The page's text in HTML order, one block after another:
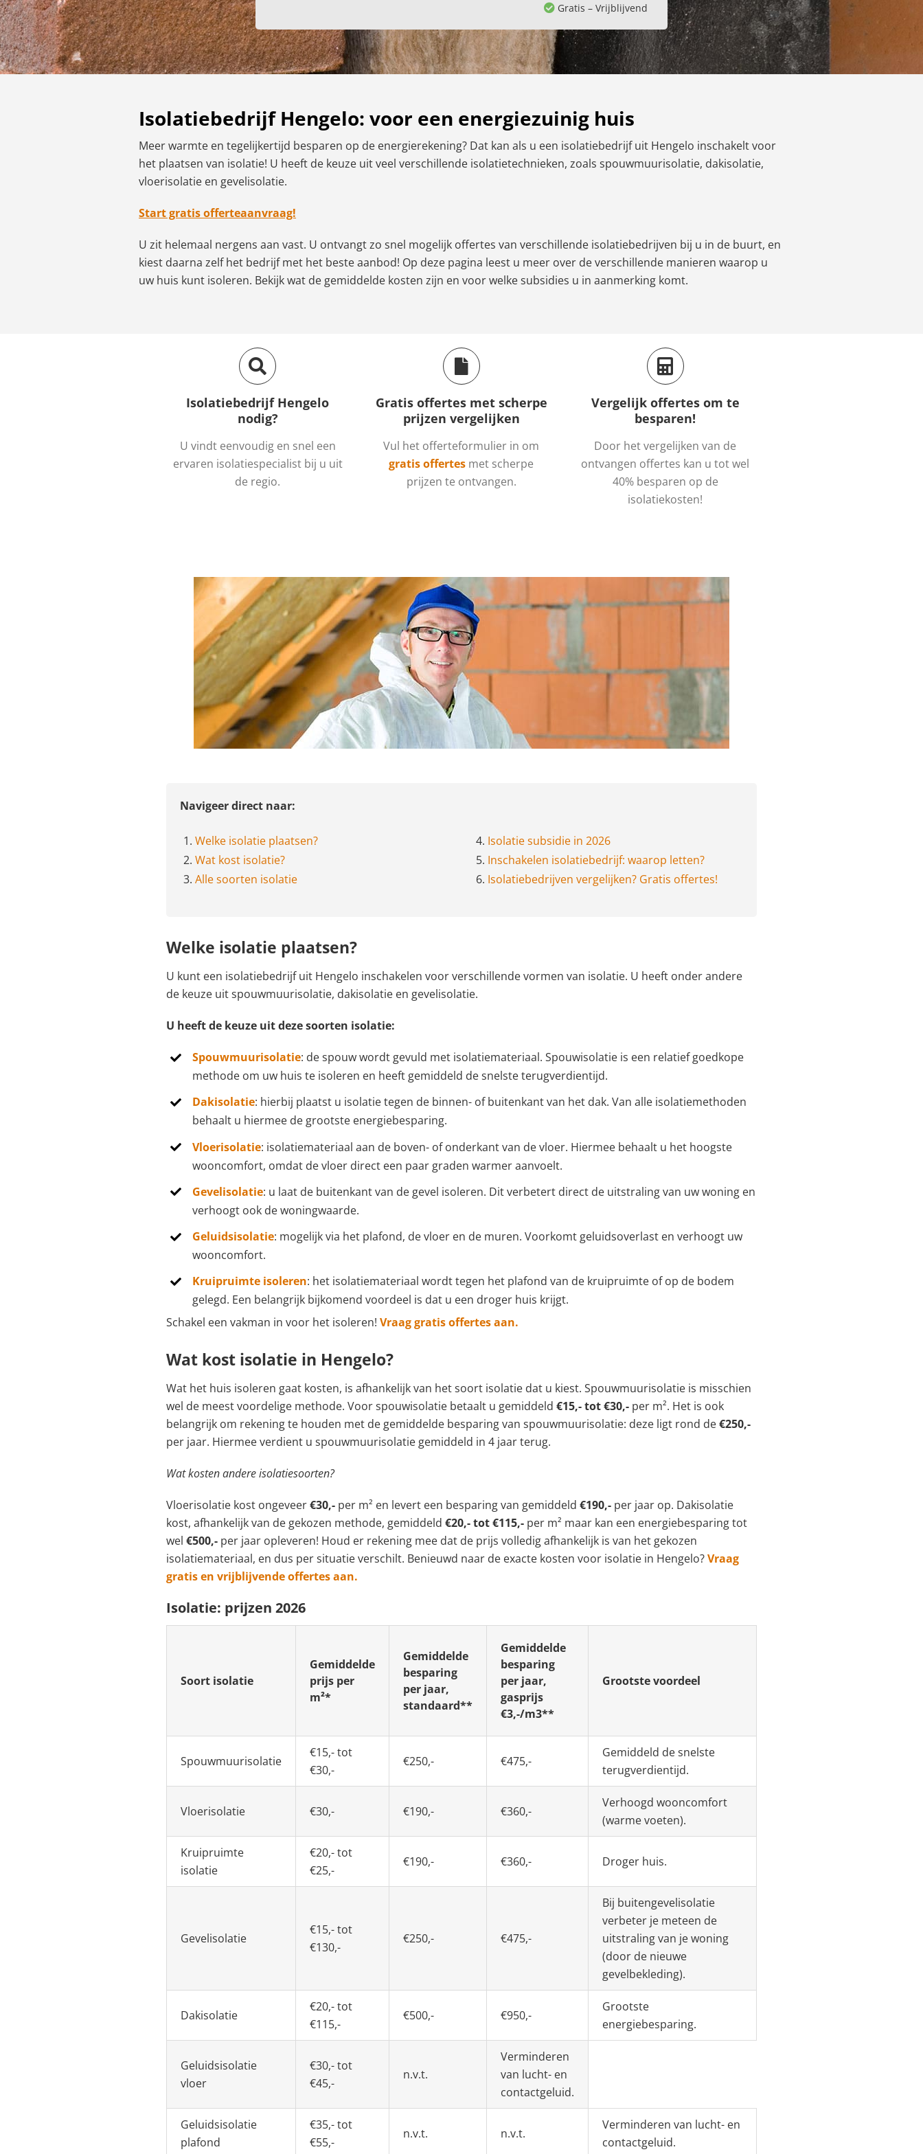
Gratis – Vrijblijvend
Isolatiebedrijf Hengelo: voor een energiezuinig huis
Meer warmte en tegelijkertijd besparen op de energierekening? Dat kan als u een isolatiebedrijf uit Hengelo inschakelt voor
het plaatsen van isolatie! U heeft de keuze uit veel verschillende isolatietechnieken, zoals spouwmuurisolatie, dakisolatie,
vloerisolatie en gevelisolatie.
Start gratis offerteaanvraag!
U zit helemaal nergens aan vast. U ontvangt zo snel mogelijk offertes van verschillende isolatiebedrijven bij u in de buurt, en
kiest daarna zelf het bedrijf met het beste aanbod! Op deze pagina leest u meer over de verschillende manieren waarop u
uw huis kunt isoleren. Bekijk wat de gemiddelde kosten zijn en voor welke subsidies u in aanmerking komt.
Isolatiebedrijf Hengelo
nodig?
U vindt eenvoudig en snel een
ervaren isolatiespecialist bij u uit
de regio.
Gratis offertes met scherpe
prijzen vergelijken
Vul het offerteformulier in om
gratis offertes met scherpe
prijzen te ontvangen.
Vergelijk offertes om te
besparen!
Door het vergelijken van de
ontvangen offertes kan u tot wel
40% besparen op de
isolatiekosten!
Navigeer direct naar:
1. Welke isolatie plaatsen?
2. Wat kost isolatie?
3. Alle soorten isolatie
4. Isolatie subsidie in 2026
5. Inschakelen isolatiebedrijf: waarop letten?
6. Isolatiebedrijven vergelijken? Gratis offertes!
Welke isolatie plaatsen?
U kunt een isolatiebedrijf uit Hengelo inschakelen voor verschillende vormen van isolatie. U heeft onder andere
de keuze uit spouwmuurisolatie, dakisolatie en gevelisolatie.
U heeft de keuze uit deze soorten isolatie:
Spouwmuurisolatie: de spouw wordt gevuld met isolatiemateriaal. Spouwisolatie is een relatief goedkope
methode om uw huis te isoleren en heeft gemiddeld de snelste terugverdientijd.
Dakisolatie: hierbij plaatst u isolatie tegen de binnen- of buitenkant van het dak. Van alle isolatiemethoden
behaalt u hiermee de grootste energiebesparing.
Vloerisolatie: isolatiemateriaal aan de boven- of onderkant van de vloer. Hiermee behaalt u het hoogste
wooncomfort, omdat de vloer direct een paar graden warmer aanvoelt.
Gevelisolatie: u laat de buitenkant van de gevel isoleren. Dit verbetert direct de uitstraling van uw woning en
verhoogt ook de woningwaarde.
Geluidsisolatie: mogelijk via het plafond, de vloer en de muren. Voorkomt geluidsoverlast en verhoogt uw
wooncomfort.
Kruipruimte isoleren: het isolatiemateriaal wordt tegen het plafond van de kruipruimte of op de bodem
gelegd. Een belangrijk bijkomend voordeel is dat u een droger huis krijgt.
Schakel een vakman in voor het isoleren! Vraag gratis offertes aan.
Wat kost isolatie in Hengelo?
Wat het huis isoleren gaat kosten, is afhankelijk van het soort isolatie dat u kiest. Spouwmuurisolatie is misschien
wel de meest voordelige methode. Voor spouwisolatie betaalt u gemiddeld €15,- tot €30,- per m². Het is ook
belangrijk om rekening te houden met de gemiddelde besparing van spouwmuurisolatie: deze ligt rond de€250,-
per jaar. Hiermee verdient u spouwmuurisolatie gemiddeld in 4 jaar terug.
Wat kosten andere isolatiesoorten?
Vloerisolatie kost ongeveer€30,- per m² en levert een besparing van gemiddeld €190,- per jaar op. Dakisolatie
kost, afhankelijk van de gekozen methode, gemiddeld €20,- tot €115,- per m² maar kan een energiebesparing tot
wel €500,- per jaar opleveren! Houd er rekening mee dat de prijs volledig afhankelijk is van het gekozen
isolatiemateriaal, en dus per situatie verschilt. Benieuwd naar de exacte kosten voor isolatie in Hengelo?Vraag
gratis en vrijblijvende offertes aan.
Isolatie: prijzen 2026
Soort isolatie
Gemiddelde
prijs per
m²*
Gemiddelde
besparing
per jaar,
standaard**
Gemiddelde
besparing
per jaar,
gasprijs
€3,-/m3**
Grootste voordeel
Spouwmuurisolatie
€15,- tot
€30,-
€250,- €475,-
Gemiddeld de snelste
terugverdientijd.
Vloerisolatie €30,- €190,- €360,-
Verhoogd wooncomfort
(warme voeten).
Kruipruimte
isolatie
€20,- tot
€25,-
€190,- €360,- Droger huis.
Gevelisolatie
€15,- tot
€130,-
€250,- €475,-
Bij buitengevelisolatie
verbeter je meteen de
uitstraling van je woning
(door de nieuwe
gevelbekleding).
Dakisolatie
€20,- tot
€115,-
€500,- €950,-
Grootste
energiebesparing.
Geluidsisolatie
vloer
€30,- tot
€45,-
n.v.t.
Verminderen
van lucht- en
contactgeluid.
Geluidsisolatie
plafond
€35,- tot
€55,-
n.v.t. n.v.t.
Verminderen van lucht- en
contactgeluid.